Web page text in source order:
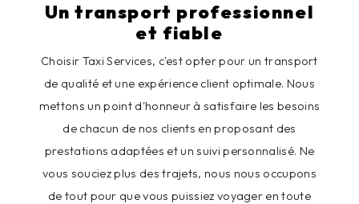
Un transport professionnel
et fiable
Choisir Taxi Services, c'est opter pour un transport
de qualité et une expérience client optimale. Nous
mettons un point d'honneur à satisfaire les besoins
de chacun de nos clients en proposant des
prestations adaptées et un suivi personnalisé. Ne
vous souciez plus des trajets, nous nous occupons
de tout pour que vous puissiez voyager en toute